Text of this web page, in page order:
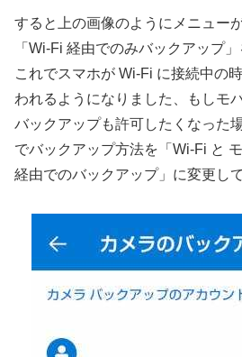
すると上の画像のようにメニュー
「Wi-Fi 経由でのみバックアップ
これでスマホが Wi-Fi に接続中の
われるようになりました、もしモ
バックアップも許可したくなった
でバックアップ方法を「Wi-Fi と
経由でのバックアップ」に変更し